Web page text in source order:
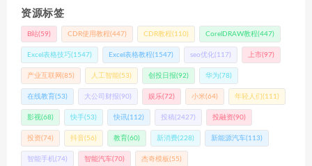
资源标签
B站(59) CDR使用教程(447) CDR教程(110) CorelDRAW教程(447)
Excel表格技巧(1547) Excel表格教程(1547) seo优化(117) 上市(97)
产业互联网 (85) 人工智能(53) 创投日报(92) 华为(78)
在线教育(53) 大公司财报(90) 娱乐(72) 小米(64) 年轻人们 (111)
影视(68) 快手(53) 快讯(112) 投稿 (2427) 投融资(90)
投资(74) 抖音(56) 教育(60) 新消费(228) 新能源汽车(113)
智能手机 (74) 智能汽车(70) 杰奇模板(55)